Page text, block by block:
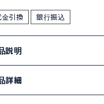
金引換 銀行振込
説明
詳細